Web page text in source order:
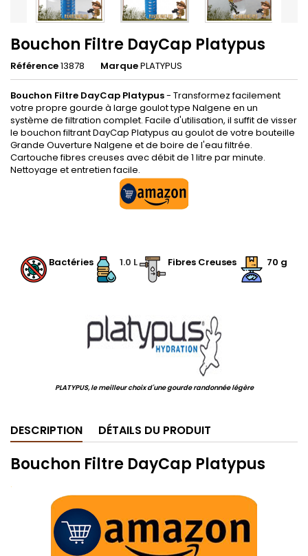
Bouchon Filtre DayCap Platypus
Référence13878 MarquePLATYPUS
Bouchon Filtre DayCap Platypus- Transformez facilement
votre propre gourde à large goulot type Nalgene en un
système de filtration complet. Facile d'utilisation, il suffit de visser
le bouchon filtrant DayCap Platypus au goulot de votre bouteille
Grande Ouverture Nalgene et de boire de l'eau filtrée.
Cartouche fibres creuses avec débit de 1 litre par minute.
Nettoyage et entretien facile.
Bactéries
1.0 L Fibres Creuses 70 g
PLATYPUS, le meilleur choix d'une gourde randonnée légère
DESCRIPTION DÉTAILS DU PRODUIT
Bouchon Filtre DayCap Platypus
.